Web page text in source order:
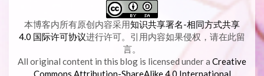
本博客内所有原创内容采用知识共享署名-相同方式共享
4.0 国际许可协议进行许可。引用内容如果侵权，请在此留
言。
All original content in this blog is licensed under a Creative
Commons Attribution-ShareAlike 4.0 International